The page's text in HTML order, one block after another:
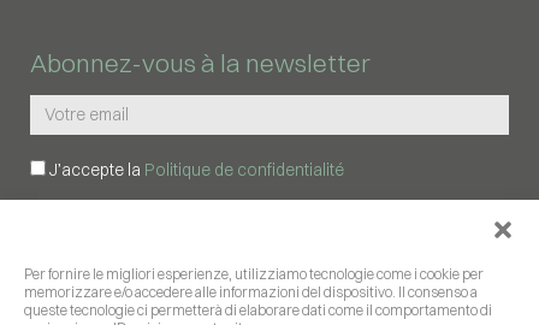
Per fornire le migliori esperienze, utilizziamo tecnologie come i cookie per
memorizzare e/o accedere alle informazioni del dispositivo. Il consenso a
queste tecnologie ci permetterà di elaborare dati come il comportamento di
Abonnez-vous à la newsletter
J’accepte la Politique de confidentialité
SUIVEZ-NOUS